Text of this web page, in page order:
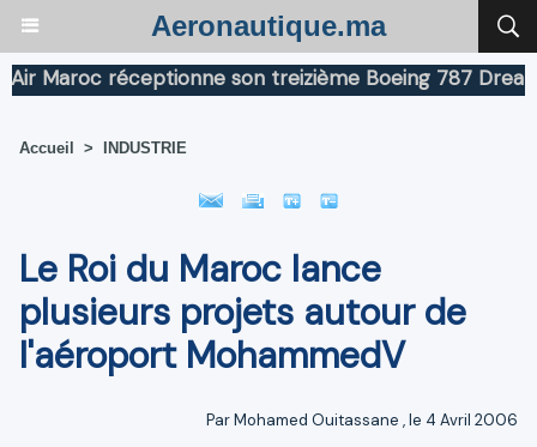
Aeronautique.ma
réceptionne son treizième Boeing 787 Dreamliner
Accueil > INDUSTRIE
Le Roi du Maroc lance
plusieurs projets autour de
l'aéroport MohammedV
ParMohamed Ouitassane , le 4 Avril 2006